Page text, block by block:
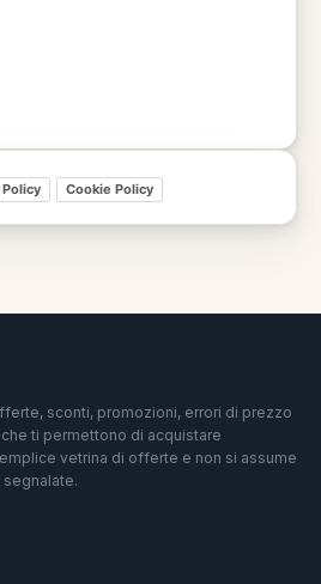
Cookie Policy
sconti, promozioni, errori di prezzo
ti permettono di acquistare
vetrina di offerte e non si assume